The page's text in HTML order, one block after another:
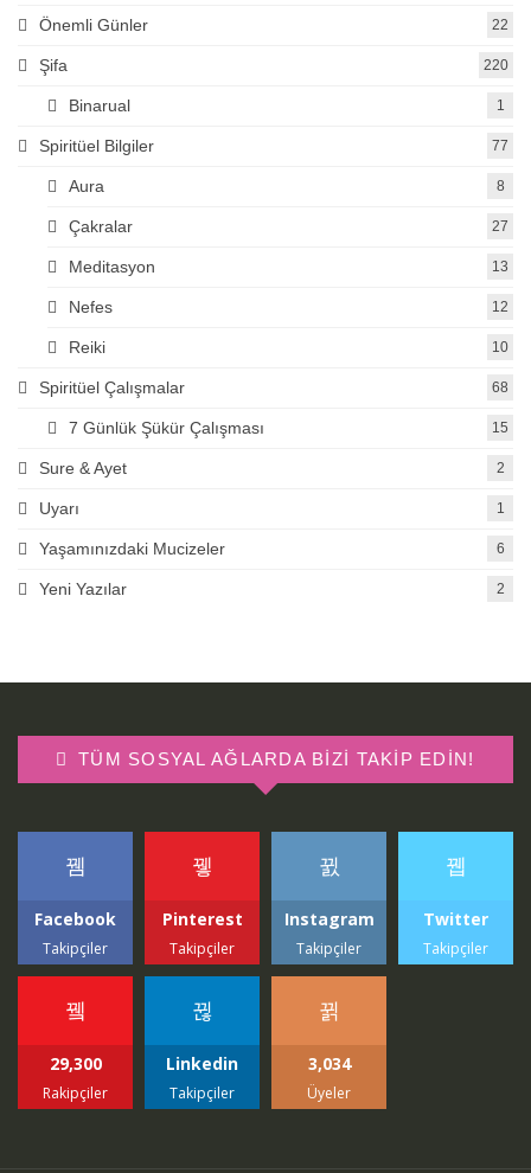
Önemli Günler 22
Şifa 220
Binarual 1
Spiritüel Bilgiler 77
Aura 8
Çakralar 27
Meditasyon 13
Nefes 12
Reiki 10
Spiritüel Çalışmalar 68
7 Günlük Şükür Çalışması 15
Sure & Ayet 2
Uyarı 1
Yaşamınızdaki Mucizeler 6
Yeni Yazılar 2
TÜM SOSYAL AĞLARDA BIZI TAKIP EDIN!
Facebook
Takipçiler
Pinterest
Takipçiler
Instagram
Takipçiler
Twitter
Takipçiler
29,300
Rakipçiler
Linkedin
Takipçiler
3,034
Üyeler